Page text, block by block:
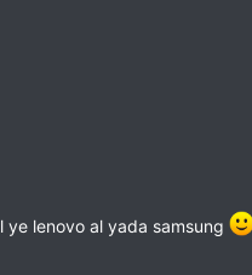
ye lenovo al yada samsung